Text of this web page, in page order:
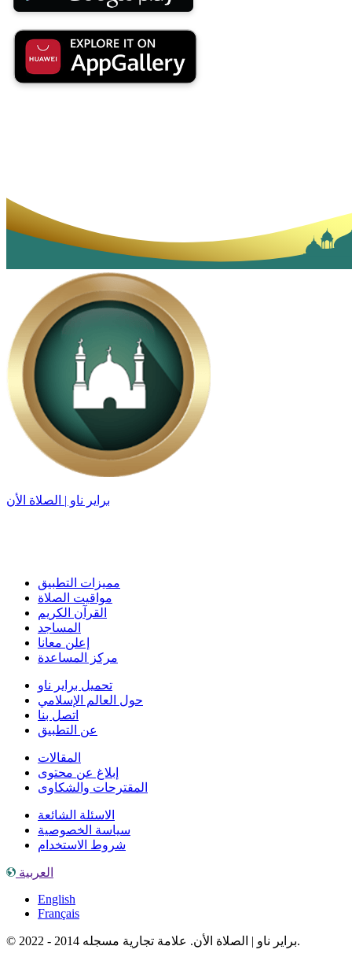
براير ناو | الصلاة الأن
مميزات التطبيق
مواقيت الصلاة
القرآن الكريم
المساجد
إعلن معانا
مركز المساعدة
تحميل براير ناو
حول العالم الإسلامي
اتصل بنا
عن التطبيق
المقالات
إبلاغ عن محتوى
المقترحات والشكاوى
الاسئلة الشائعة
سياسة الخصوصية
شروط الاستخدام
العربية
English
Français
© براير ناو | الصلاة الأن. علامة تجارية مسجله 2014 - 2022.